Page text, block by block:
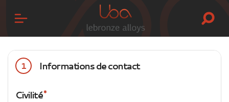
1 Informations de contact
Civilité